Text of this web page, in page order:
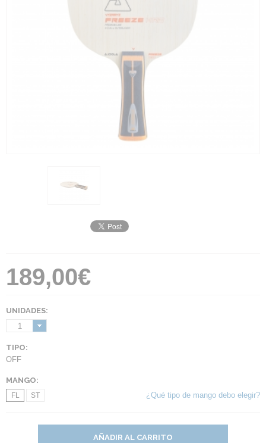
189,00€
UNIDADES:
1
TIPO:
OFF
MANGO:
FL ST ¿Qué tipo de mango debo elegir?
AÑADIR AL CARRITO